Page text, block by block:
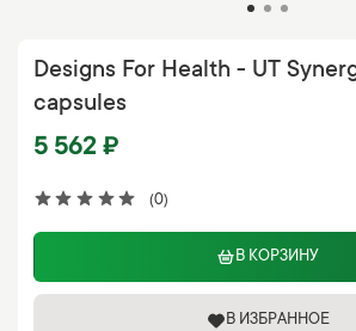
(0)
Designs For Health - UT
capsules
5 562 ₽
В КОРЗИНУ
В ИЗБРАННОЕ